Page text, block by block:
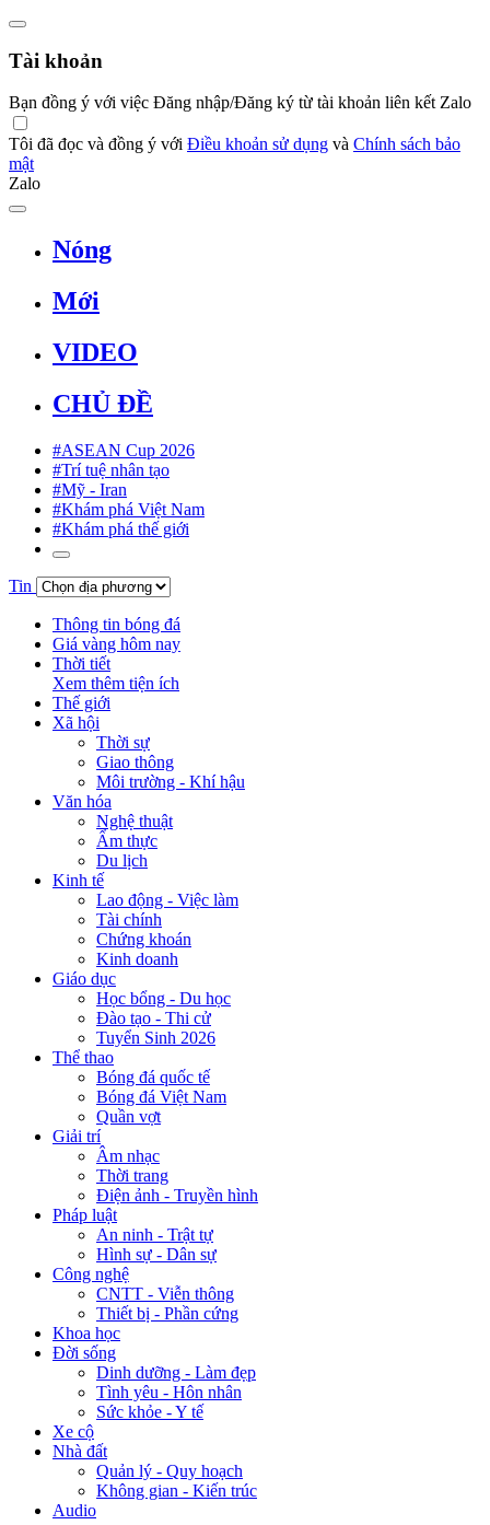
Tài khoản
Bạn đồng ý với việc Đăng nhập/Đăng ký từ tài khoản liên kết Zalo
Tôi đã đọc và đồng ý với Điều khoản sử dụng và Chính sách bảo
mật
Zalo
Nóng
Mới
VIDEO
CHỦ ĐỀ
#ASEAN Cup 2026
#Trí tuệ nhân tạo
#Mỹ - Iran
#Khám phá Việt Nam
#Khám phá thế giới
Tin
Thông tin bóng đá
Giá vàng hôm nay
Thời tiết
Xem thêm tiện ích
Thế giới
Xã hội
Thời sự
Giao thông
Môi trường - Khí hậu
Văn hóa
Nghệ thuật
Ẩm thực
Du lịch
Kinh tế
Lao động - Việc làm
Tài chính
Chứng khoán
Kinh doanh
Giáo dục
Học bổng - Du học
Đào tạo - Thi cử
Tuyển Sinh 2026
Thể thao
Bóng đá quốc tế
Bóng đá Việt Nam
Quần vợt
Giải trí
Âm nhạc
Thời trang
Điện ảnh - Truyền hình
Pháp luật
An ninh - Trật tự
Hình sự - Dân sự
Công nghệ
CNTT - Viễn thông
Thiết bị - Phần cứng
Khoa học
Đời sống
Dinh dưỡng - Làm đẹp
Tình yêu - Hôn nhân
Sức khỏe - Y tế
Xe cộ
Nhà đất
Quản lý - Quy hoạch
Không gian - Kiến trúc
Audio